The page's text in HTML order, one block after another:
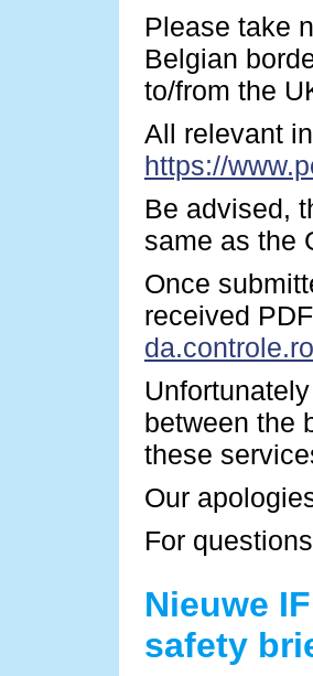
Please take
Belgian
to/from the
All relevant
https://
Be advised,
same as the
Once
received
between the
these
Our
For
Nieuwe
safety